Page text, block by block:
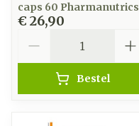
caps 60 Pharmanutrics
€ 26,90
Bestel